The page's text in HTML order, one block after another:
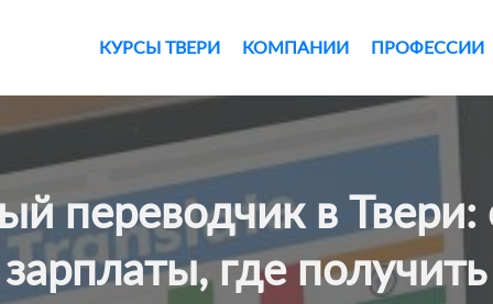
КУРСЫ ТВЕРИ КОМПАНИИ ПРОФЕССИИ
зарплаты, где получить